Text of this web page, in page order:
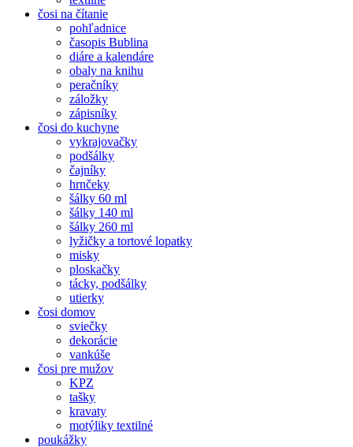
čosi na čítanie
pohľadnice
časopis Bublina
diáre a kalendáre
obaly na knihu
peračníky
záložky
zápisníky
čosi do kuchyne
vykrajovačky
podšálky
čajníky
hrnčeky
šálky 60 ml
šálky 140 ml
šálky 260 ml
lyžičky a tortové lopatky
misky
ploskačky
tácky, podšálky
utierky
čosi domov
sviečky
dekorácie
vankúše
čosi pre mužov
KPZ
tašky
kravaty
motýliky textilné
poukážky